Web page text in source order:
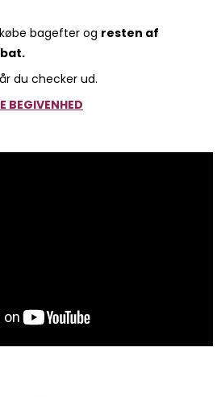
bagefter og resten af
du checker ud.
BEGIVENHED